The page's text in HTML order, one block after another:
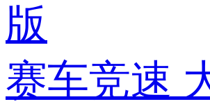
版
赛车竞速